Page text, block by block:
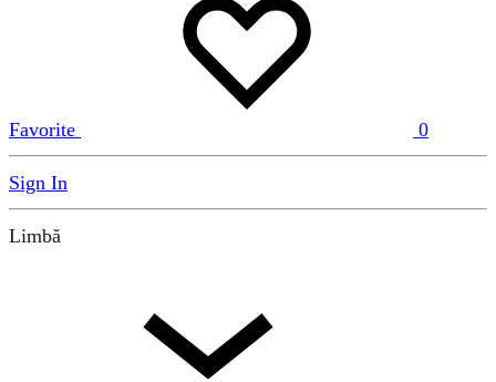
Favorite 0
Sign In
Limbă